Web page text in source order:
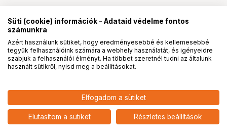
Laowa 9mm f/5.6 FF RL Silver Leica
M objektív
349 900 HUF
nettó: 275 512 HUF
PROpartnerségek
Süti (cookie) információk - Adataid védelme fontos
számunkra
Azért használunk sütiket, hogy eredményesebbé és kellemesebbé
tegyük felhasználóink számára a webhely használatát, és igényeidre
szabjuk a felhasználói élményt. Ha többet szeretnél tudni az általunk
használt sütikről, nyisd meg a beállításokat.
Elfogadom a sütiket
Elutasítom a sütiket Részletes beállítások